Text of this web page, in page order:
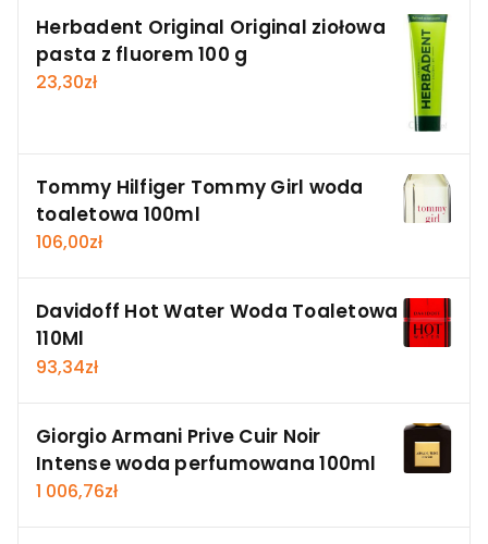
Herbadent Original Original ziołowa
pasta z fluorem 100 g
23,30zł
Tommy Hilfiger Tommy Girl woda
toaletowa 100ml
106,00zł
Davidoff Hot Water Woda Toaletowa
110Ml
93,34zł
Giorgio Armani Prive Cuir Noir
Intense woda perfumowana 100ml
1 006,76zł